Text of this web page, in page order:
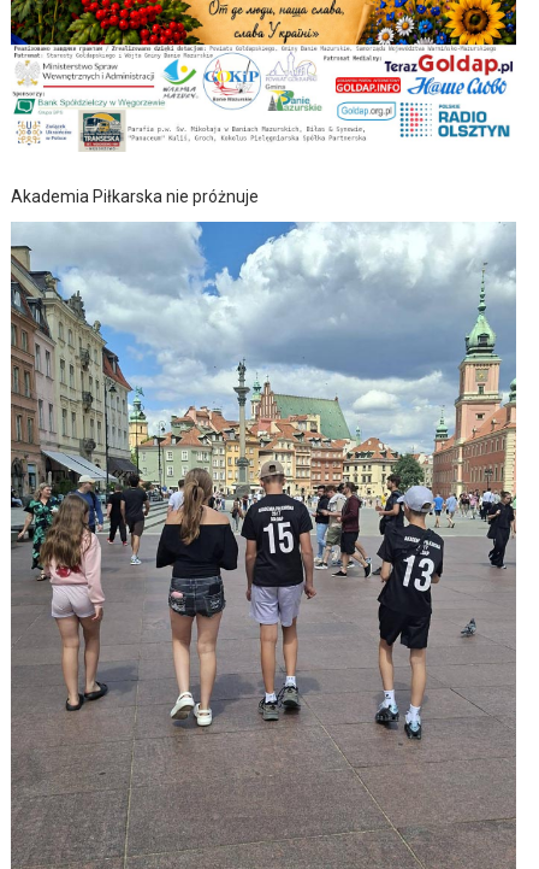
Akademia Piłkarska nie próżnuje